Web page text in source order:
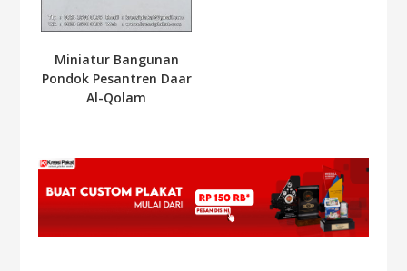
Miniatur Bangunan
Pondok Pesantren Daar
Al-Qolam